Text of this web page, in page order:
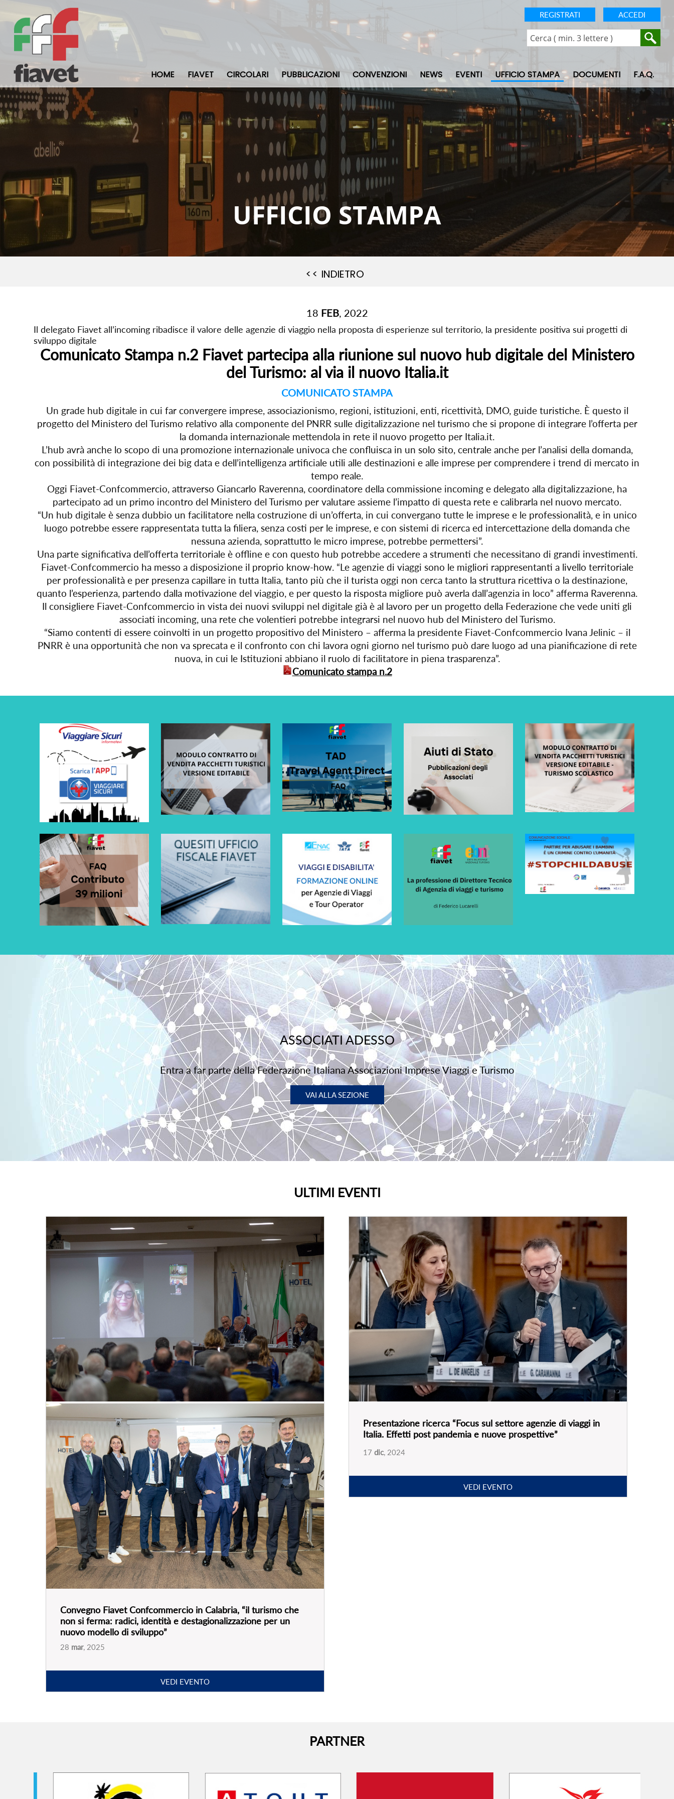
REGISTRATI ACCEDI
F.A.Q.
DOCUMENTI
UFFICIO STAMPA
EVENTI
NEWS
CONVENZIONI
PUBBLICAZIONI
CIRCOLARI
FIAVET
HOME
UFFICIO STAMPA
<< INDIETRO
18 FEB, 2022
Il delegato Fiavet all’incoming ribadisce il valore delle agenzie di viaggio nella proposta di esperienze sul territorio, la presidente positiva sui progetti di
sviluppo digitale
Comunicato Stampa n.2 Fiavet partecipa alla riunione sul nuovo hub digitale del Ministero
del Turismo: al via il nuovo Italia.it
COMUNICATO STAMPA
Un grade hub digitale in cui far convergere imprese, associazionismo, regioni, istituzioni, enti, ricettività, DMO, guide turistiche. È questo il
progetto del Ministero del Turismo relativo alla componente del PNRR sulle digitalizzazione nel turismo che si propone di integrare l’offerta per
la domanda internazionale mettendola in rete il nuovo progetto per Italia.it.
L’hub avrà anche lo scopo di una promozione internazionale univoca che confluisca in un solo sito, centrale anche per l’analisi della domanda,
con possibilità di integrazione dei big data e dell’intelligenza artificiale utili alle destinazioni e alle imprese per comprendere i trend di mercato in
tempo reale.
Oggi Fiavet-Confcommercio, attraverso Giancarlo Raverenna, coordinatore della commissione incoming e delegato alla digitalizzazione, ha
partecipato ad un primo incontro del Ministero del Turismo per valutare assieme l’impatto di questa rete e calibrarla nel nuovo mercato.
“Un hub digitale è senza dubbio un facilitatore nella costruzione di un’offerta, in cui convergano tutte le imprese e le professionalità, e in unico
luogo potrebbe essere rappresentata tutta la filiera, senza costi per le imprese, e con sistemi di ricerca ed intercettazione della domanda che
nessuna azienda, soprattutto le micro imprese, potrebbe permettersi”.
Una parte significativa dell’offerta territoriale è offline e con questo hub potrebbe accedere a strumenti che necessitano di grandi investimenti.
Fiavet-Confcommercio ha messo a disposizione il proprio know-how. “Le agenzie di viaggi sono le migliori rappresentanti a livello territoriale
per professionalità e per presenza capillare in tutta Italia, tanto più che il turista oggi non cerca tanto la struttura ricettiva o la destinazione,
quanto l’esperienza, partendo dalla motivazione del viaggio, e per questo la risposta migliore può averla dall’agenzia in loco” afferma Raverenna.
Il consigliere Fiavet-Confcommercio in vista dei nuovi sviluppi nel digitale già è al lavoro per un progetto della Federazione che vede uniti gli
associati incoming, una rete che volentieri potrebbe integrarsi nel nuovo hub del Ministero del Turismo.
“Siamo contenti di essere coinvolti in un progetto propositivo del Ministero – afferma la presidente Fiavet-Confcommercio Ivana Jelinic – il
PNRR è una opportunità che non va sprecata e il confronto con chi lavora ogni giorno nel turismo può dare luogo ad una pianificazione di rete
nuova, in cui le Istituzioni abbiano il ruolo di facilitatore in piena trasparenza”.
Comunicato stampa n.2
ASSOCIATI ADESSO
Entra a far parte della Federazione Italiana Associazioni Imprese Viaggi e Turismo
VAI ALLA SEZIONE
ULTIMI EVENTI
Convegno Fiavet Confcommercio in Calabria, “il turismo che
non si ferma: radici, identità e destagionalizzazione per un
nuovo modello di sviluppo”
28mar, 2025
VEDI EVENTO
Presentazione ricerca “Focus sul settore agenzie di viaggi in
17dic, 2024
PARTNER